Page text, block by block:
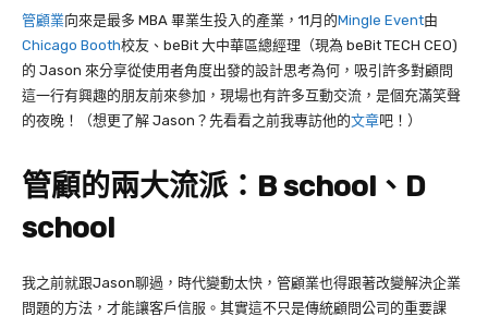
管顧業向來是最多 MBA 畢業生投入的產業， 11月的Mingle Event由
Chicago Booth校友、 beBit 大中華區總經理（現為 beBit TECH CEO)
的 Jason 來分享從使用者角度出發的設計思考為何，吸引許多對顧問
這一行有興趣的朋友前來參加，現場也有許多互動交流，是個充滿笑聲
的夜晚！（想更了解 Jason？先看看之前我專訪他的文章吧！）
管顧的兩大流派： B school 、 D
school
我之前就跟Jason聊過，時代變動太快，管顧業也得跟著改變解決企業
問題的方法，才能讓客戶信服。其實這不只是傳統顧問公司的重要課